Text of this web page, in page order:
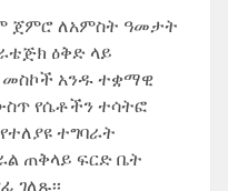
ጀምሮ ለአምስት ዓመታት
ዕቅድ ላይ
አንዱ ተቋማዊ
የሴቶችን ተሳትፎ
ተግባራት
ጠቅላይ ፍርድ ቤት
ገለጹ፡፡